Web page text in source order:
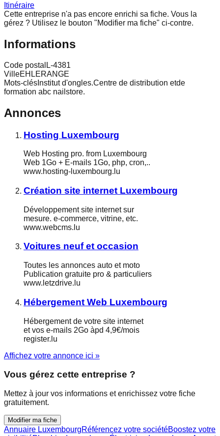
Itinéraire
Cette entreprise n'a pas encore enrichi sa fiche. Vous la
gérez ? Utilisez le bouton "Modifier ma fiche" ci-contre.
Informations
Code postal L-4381
VilleEHLERANGE
Mots-clés Institut d'ongles.Centre de distribution etde
formation abc nailstore.
Annonces
Hosting Luxembourg
Web Hosting pro. from Luxembourg
Web 1Go + E-mails 1Go, php, cron,..
www.hosting-luxembourg.lu
Création site internet Luxembourg
Développement site internet sur
mesure. e-commerce, vitrine, etc.
www.webcms.lu
Voitures neuf et occasion
Toutes les annonces auto et moto
Publication gratuite pro & particuliers
www.letzdrive.lu
Hébergement Web Luxembourg
Hébergement de votre site internet
et vos e-mails 2Go àpd 4,9€/mois
register.lu
Affichez votre annonce ici »
Vous gérez cette entreprise ?
Mettez à jour vos informations et enrichissez votre fiche
gratuitement.
Modifier ma fiche
Annuaire LuxembourgRéférencez votre sociétéBoostez votre